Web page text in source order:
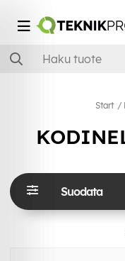
Start
Suodata